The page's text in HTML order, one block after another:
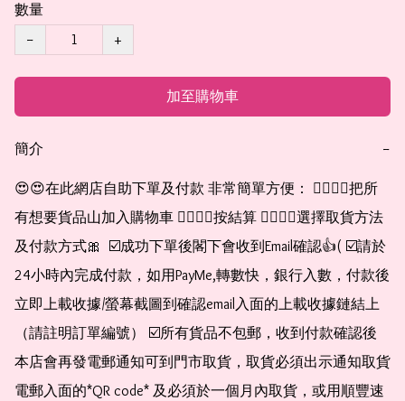
數量
−
+
加至購物車
簡介 −
😍😍在此網店自助下單及付款 非常簡單方便： 👉🏻👉🏻把所
有想要貨品山加入購物車 👉🏻👉🏻按結算 👉🏻👉🏻選擇取貨方法
及付款方式🎀  ☑️成功下單後閣下會收到Email確認👍( ☑️請於
24小時內完成付款，如用PayMe,轉數快，銀行入數，付款後
立即上載收據/螢幕截圖到確認email入面的上載收據鏈結上
（請註明訂單編號） ☑️所有貨品不包郵，收到付款確認後
本店會再發電郵通知可到門市取貨，取貨必須出示通知取貨
電郵入面的*QR code* 及必須於一個月內取貨，或用順豐速